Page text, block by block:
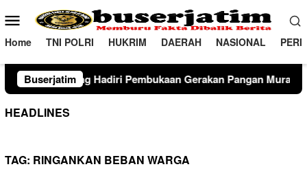
ke
konten
Menu
Mobile
Home TNI POLRI HUKRIM DAERAH NASIONAL
Buserjatim
Pembukaan Gerakan Pangan Murah dan Produk Unggulan
HEADLINES
TAG: RINGANKAN BEBAN WARGA